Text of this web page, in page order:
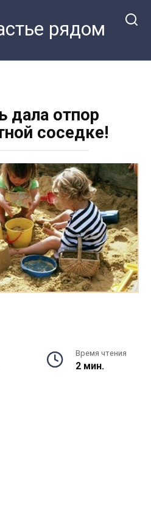
рядом
дала отпор
соседке!
Время чтения
2 мин.